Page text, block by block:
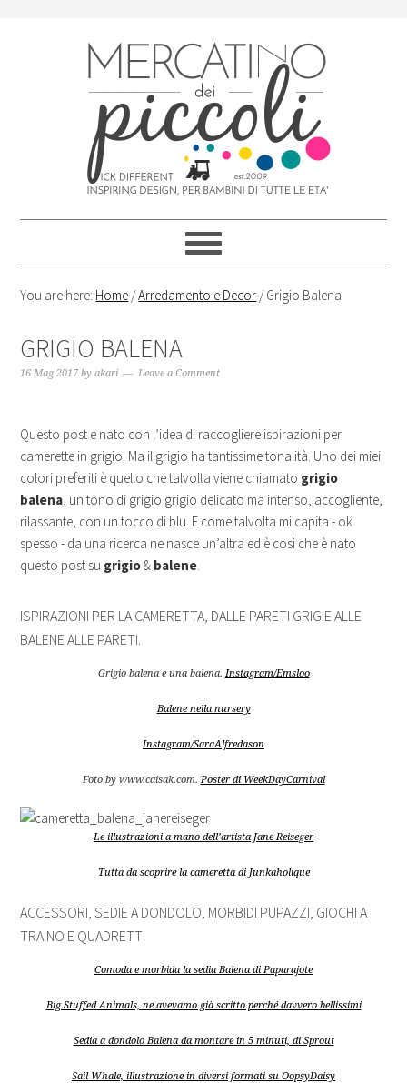
You are here: Home /Arredamento e Decor /Grigio Balena
GRIGIO BALENA
16 Mag 2017 byakari Leave a Comment
Questo post e nato con l’idea di raccogliere ispirazioni per
camerette in grigio. Ma il grigio ha tantissime tonalità. Uno dei miei
colori preferiti è quello che talvolta viene chiamato grigio
balena, un tono di grigio grigio delicato ma intenso, accogliente,
rilassante, con un tocco di blu. E come talvolta mi capita - ok
spesso - da una ricerca ne nasce un’altra ed è così che è nato
questo post su grigio& balene.
ISPIRAZIONI PER LA CAMERETTA, DALLE PARETI GRIGIE ALLE
BALENE ALLE PARETI.
Grigio balena e una balena. Instagram/Emsloo
Balene nella nursery
Instagram/SaraAlfredason
Foto by www.caisak.com. Poster di WeekDayCarnival
Le illustrazioni a mano dell’artista Jane Reiseger
Tutta da scoprire la cameretta di Junkaholique
ACCESSORI, SEDIE A DONDOLO, MORBIDI PUPAZZI, GIOCHI A
TRAINO E QUADRETTI
Comoda e morbida la sedia Balena di Paparajote
Big Stuffed Animals, ne avevamo già scritto perché davvero bellissimi
Sedia a dondolo Balena da montare in 5 minuti, di Sprout
Sail Whale, illustrazione in diversi formati su OopsyDaisy